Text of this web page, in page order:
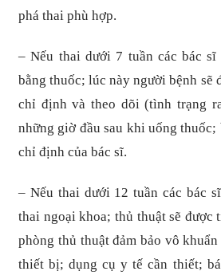
phá thai phù hợp.
– Nếu thai dưới 7 tuần các bác
bằng thuốc; lúc này người bệnh sẽ
chỉ định và theo dõi (tình trạng
những giờ đầu sau khi uống thuốc;
chỉ định của bác sĩ.
– Nếu thai dưới 12 tuần các bác
thai ngoại khoa; thủ thuật sẽ được
phòng thủ thuật đảm bảo vô
thiết bị; dụng cụ y tế cần thiết;